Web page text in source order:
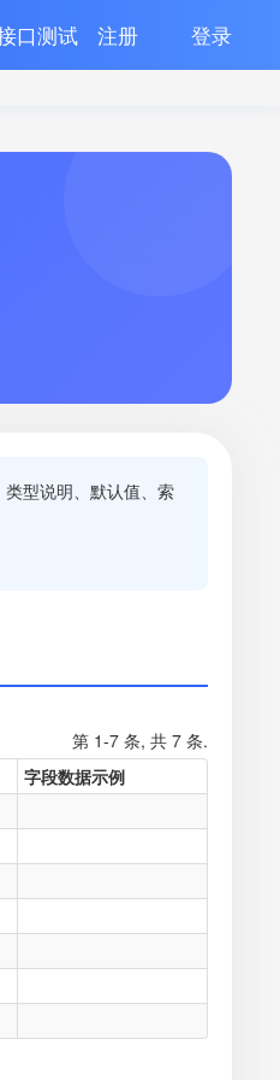
口测试 注册 登录
型说明、默认值、索
第 1-7 条, 共 7 条.
字段数据示例